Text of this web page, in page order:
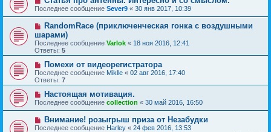
Последнее сообщение Sever9 « 30 янв 2017, 10:39
RandomRace (приключенческая гонка с воздушными
шарами)
Последнее сообщение Varlok « 18 ноя 2016, 12:41
Ответы: 5
Помехи от видеорегистратора
Последнее сообщение Miklle « 02 авг 2016, 17:40
Ответы: 7
Настоящая мотивация.
Последнее сообщение collection « 30 май 2016, 16:50
Внимание! розыгрыш приза от Незабудки
Последнее сообщение Harley « 24 фев 2016, 13:53